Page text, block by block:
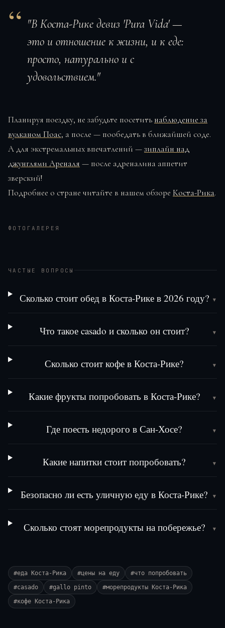
"В Коста-Рике девиз 'Pura Vida' —
это и отношение к жизни, и к еде:
просто, натурально и с
удовольствием."
Планируя поездку, не забудьте посетить наблюдение за
вулканом Поас, а после — пообедать в ближайшей соде.
А для экстремальных впечатлений —зиплайн над
джунглями Ареналя — после адреналина аппетит
зверский!
Подробнее о стране читайте в нашем обзоре Коста-Рика.
ФОТОГАЛЕРЕЯ
ЧАСТЫЕ ВОПРОСЫ
Сколько стоит обед в Коста-Рике в 2026 году? ▾
Что такое casado и сколько он стоит? ▾
Сколько стоит кофе в Коста-Рике? ▾
Какие фрукты попробовать в Коста-Рике? ▾
Где поесть недорого в Сан-Хосе? ▾
Какие напитки стоит попробовать? ▾
Безопасно ли есть уличную еду в Коста-Рике? ▾
Сколько стоят морепродукты на побережье? ▾
#еда Коста-Рика #цены на еду #что попробовать
#casado #gallo pinto #морепродукты Коста-Рика
#кофе Коста-Рика